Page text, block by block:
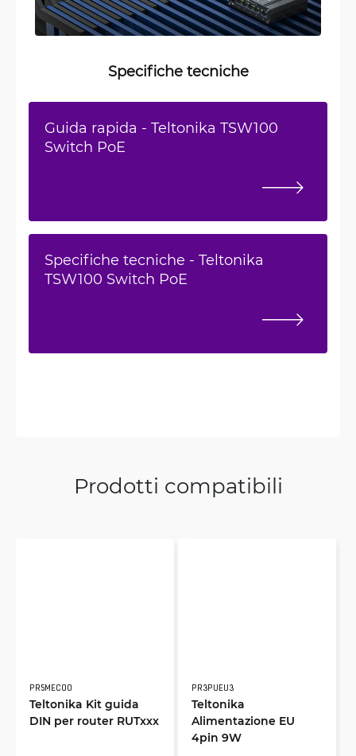
Specifiche tecniche
Guida rapida - Teltonika TSW100
Switch PoE
Specifiche tecniche - Teltonika
TSW100 Switch PoE
Prodotti compatibili
PR5MEC00
Teltonika Kit guida
DIN per router RUTxxx
PR3PUEU3
Teltonika
Alimentazione EU
4pin 9W